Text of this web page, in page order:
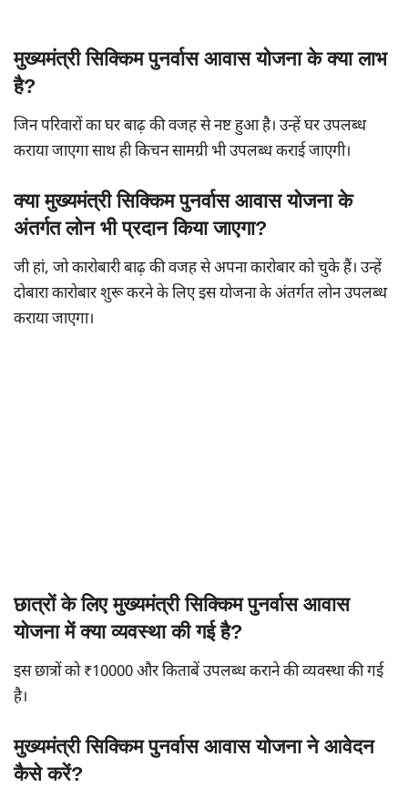
मुख्यमंत्री सिक्किम पुनर्वास आवास योजना के क्या लाभ
है?
जिन परिवारों का घर बाढ़ की वजह से नष्ट हुआ है। उन्हें घर उपलब्ध
कराया जाएगा साथ ही किचन सामग्री भी उपलब्ध कराई जाएगी।
क्या मुख्यमंत्री सिक्किम पुनर्वास आवास योजना के
अंतर्गत लोन भी प्रदान किया जाएगा?
जी हां, जो कारोबारी बाढ़ की वजह से अपना कारोबार को चुके हैं। उन्हें
दोबारा कारोबार शुरू करने के लिए इस योजना के अंतर्गत लोन उपलब्ध
कराया जाएगा।
छात्रों के लिए मुख्यमंत्री सिक्किम पुनर्वास आवास
योजना में क्या व्यवस्था की गई है?
इस छात्रों को ₹10000 और किताबें उपलब्ध कराने की व्यवस्था की गई
है।
मुख्यमंत्री सिक्किम पुनर्वास आवास योजना ने आवेदन
कैसे करें?